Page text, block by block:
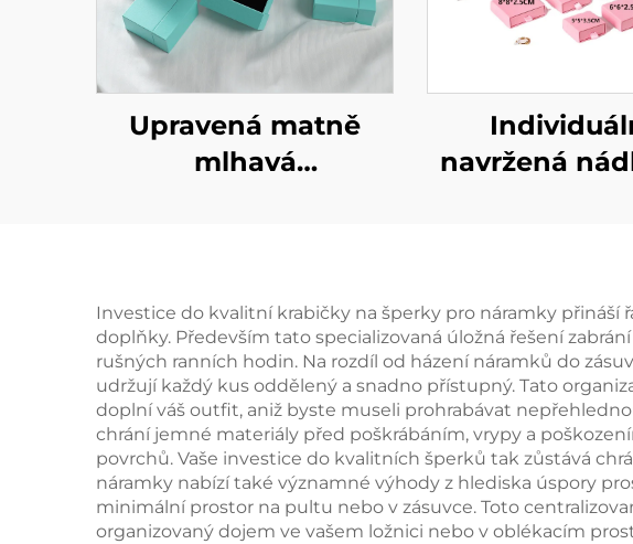
Upravená matně
mlhavá
geometrickým
designem z lepenky
pro exkluzivní
značku šperků –
avantgardní identitní
krabička.
navržená
kartonová
krabička pro
nádherná
pro
předměty
šperky,
prsteny.
Investice do kvalitní krabičky na šperky pro náramky přináší
doplňky. Především tato specializovaná úložná řešení
rušných ranních hodin. Na rozdíl od házení náramků do
udržují každý kus oddělený a snadno přístupný. Tato
doplní váš outfit, aniž byste museli prohrabávat
chrání jemné materiály před poškrábáním, vrypy a
povrchů. Vaše investice do kvalitních šperků tak zůstává
náramky nabízí také významné výhody z hlediska úspory
minimální prostor na pultu nebo v zásuvce. Toto
organizovaný dojem ve vašem ložnici nebo v oblékacím